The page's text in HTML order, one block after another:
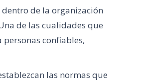
de la organización
de las cualidades que
confiables,
las normas que